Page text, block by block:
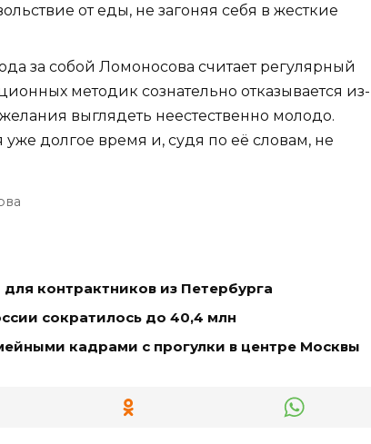
от еды, не загоняя себя в жесткие
за собой Ломоносова считает регулярный
методик сознательно отказывается из-
выглядеть неестественно молодо.
долгое время и, судя по её словам, не
контрактников из Петербурга
сократилось до 40,4 млн
кадрами с прогулки в центре Москвы